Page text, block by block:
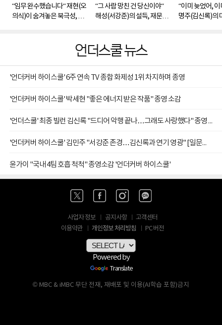
“임무 완수했습니다“ 재현(오
의식)이 숨겨놓은 북극성, 금
“그 사람 망친 건 당신이야“
해성(서강준)의 설득, 재문
“이미 늦었어, 이
명주(김신록)의
언더스쿨 뉴스
'언더커버 하이스쿨' 6주 연속 TV 종합 화제성 1위 차지하며 종영
'언더커버 하이스쿨' 박세현 "좋은 에너지 받은 작품" 종영 소감
'언더스쿨' 최종 빌런 김신록 "드디어 악행 끝나…그래도 사랑했다" 종영 소감
'언더커버 하이스쿨' 김민주 "서강준 존경…김신록과 연기 영광" [일문일답]
윤가이 "국내 4팀 호흡 척척" 종영소감 '언더커버 하이스쿨'
사업자 정보 공지사항
고객센터
이용약관
개인정보 처리방침 PC 버전
Powered by
Translate
© MBC & iMBC 무단 전재, 재배포 및 이용(AI학습 포함)금지